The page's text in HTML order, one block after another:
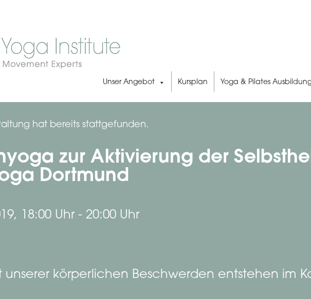
Unser Angebot Kursplan Yoga & Pilates
hat bereits stattgefunden.
zur Aktivierung der
Dortmund
18:00 Uhr - 20:00 Uhr
unserer körperlichen Beschwerden entstehen im